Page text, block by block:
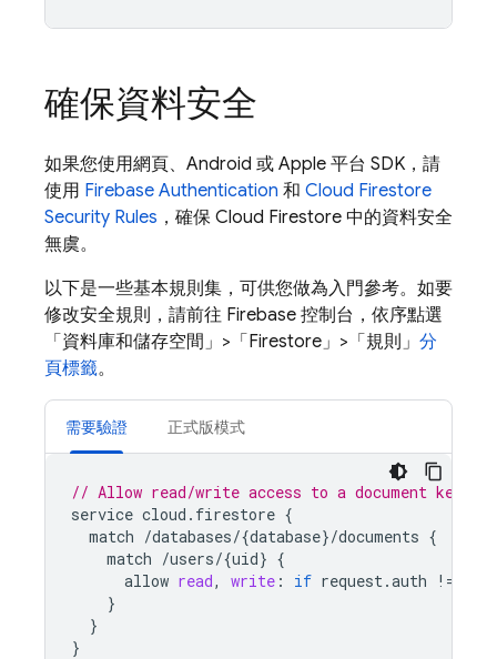
確保資料安全
如果您使用網頁、Android 或 Apple 平台 SDK，請
使用 Firebase Authentication 和 Cloud Firestore
Security Rules ，確保 Cloud Firestore 中的資料安全
無虞。
以下是一些基本規則集，可供您做為入門參考。如要
修改安全規則，請前往 Firebase 控制台，依序點選
「資料庫和儲存空間」 >「Firestore」 >「規則」 分
頁標籤。
需要驗證 正式版模式
// Allow read/write access to a document keyed
service cloud . firestore {
match /databases/{database}/documents {
match /users/{uid} {
allow read, write : if request.auth ! =
}
}
}